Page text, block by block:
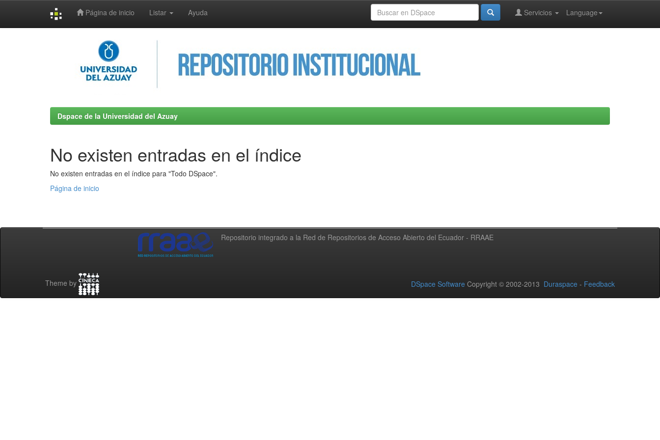
Página de inicio Listar Ayuda Language
Servicios
Dspace de la Universidad del Azuay
No existen entradas en el índice
No existen entradas en el índice para "Todo DSpace".
Página de inicio
Repositorio integrado a la Red de Repositorios de Acceso Abierto del Ecuador - RRAAE
Theme by DSpace Software Copyright © 2002-2013 Duraspace - Feedback